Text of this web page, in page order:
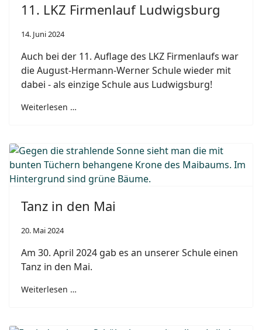
11. LKZ Firmenlauf Ludwigsburg
14. Juni 2024
Auch bei der 11. Auflage des LKZ Firmenlaufs war
die August-Hermann-Werner Schule wieder mit
dabei - als einzige Schule aus Ludwigsburg!
Weiterlesen …
Tanz in den Mai
20. Mai 2024
Am 30. April 2024 gab es an unserer Schule einen
Tanz in den Mai.
Weiterlesen …